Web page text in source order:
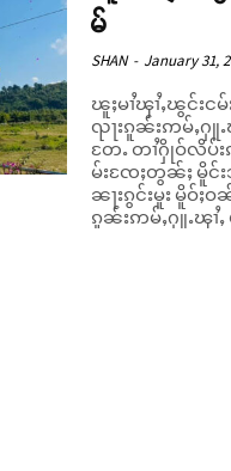
မ်
SHAN - January 31,
ၽူႈမၢႆၾၢႆႇၽွင်း
ၺႃးၵူၼ်းဢမ်ႇႁူ
တႄႉ တၢႆႁိုဝ်လိပ်းဢမ်ႇႁူ
မ်းၸႄႈတွၼ်ႈ မိူင်
ၼႃးၵွင်းမူး မိူဝ်ႈဝ
ၵူၼ်းဢမ်ႇႁူႉၾၢႆႇ